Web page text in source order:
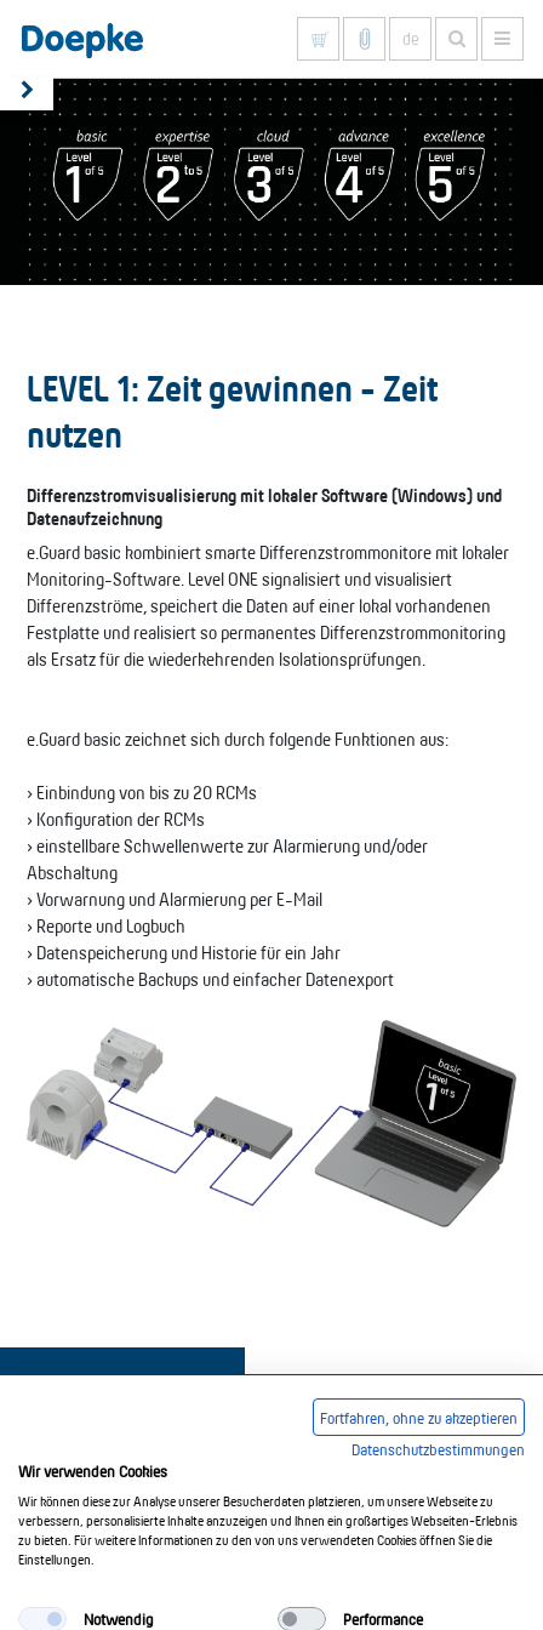
de
Alles anzeigen
LEVEL 1: Zeit gewinnen - Zeit
nutzen
Differenzstromvisualisierung mit lokaler Software (Windows) und
Datenaufzeichnung
e.Guard basic kombiniert smarte Differenzstrommonitore mit lokaler
Monitoring-Software. Level ONE signalisiert und visualisiert
Differenzströme, speichert die Daten auf einer lokal vorhandenen
Festplatte und realisiert so permanentes Differenzstrommonitoring
als Ersatz für die wiederkehrenden Isolationsprüfungen.
e.Guard basic zeichnet sich durch folgende Funktionen aus:
› Einbindung von bis zu 20 RCMs
› Konfiguration der RCMs
› einstellbare Schwellenwerte zur Alarmierung und/oder
Abschaltung
› Vorwarnung und Alarmierung per E-Mail
› Reporte und Logbuch
› Datenspeicherung und Historie für ein Jahr
› automatische Backups und einfacher Datenexport
Impressum AGB Datenschutzerklärung
© 2017-2026 Doepke Schaltgeräte GmbH
Fortfahren, ohne zu akzeptieren
Datenschutzbestimmungen
Wir verwenden Cookies
Wir können diese zur Analyse unserer Besucherdaten platzieren, um unsere Webseite zu
verbessern, personalisierte Inhalte anzuzeigen und Ihnen ein großartiges Webseiten-Erlebnis
zu bieten. Für weitere Informationen zu den von uns verwendeten Cookies öffnen Sie die
Einstellungen.
Notwendig Performance